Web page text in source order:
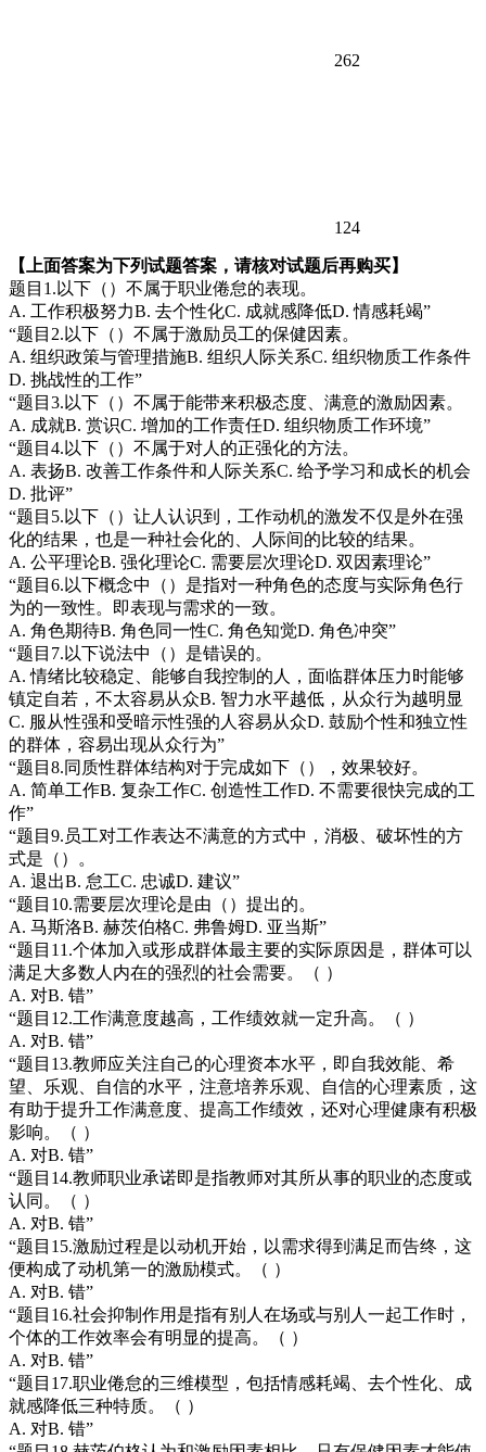
262
124
【上面答案为下列试题答案，请核对试题后再购买】
题目1.以下（）不属于职业倦怠的表现。
A. 工作积极努力B. 去个性化C. 成就感降低D. 情感耗竭”
“题目2.以下（）不属于激励员工的保健因素。
A. 组织政策与管理措施B. 组织人际关系C. 组织物质工作条件
D. 挑战性的工作”
“题目3.以下（）不属于能带来积极态度、满意的激励因素。
A. 成就B. 赏识C. 增加的工作责任D. 组织物质工作环境”
“题目4.以下（）不属于对人的正强化的方法。
A. 表扬B. 改善工作条件和人际关系C. 给予学习和成长的机会
D. 批评”
“题目5.以下（）让人认识到，工作动机的激发不仅是外在强
化的结果，也是一种社会化的、人际间的比较的结果。
A. 公平理论B. 强化理论C. 需要层次理论D. 双因素理论”
“题目6.以下概念中（）是指对一种角色的态度与实际角色行
为的一致性。即表现与需求的一致。
A. 角色期待B. 角色同一性C. 角色知觉D. 角色冲突”
“题目7.以下说法中（）是错误的。
A. 情绪比较稳定、能够自我控制的人，面临群体压力时能够
镇定自若，不太容易从众B. 智力水平越低，从众行为越明显
C. 服从性强和受暗示性强的人容易从众D. 鼓励个性和独立性
的群体，容易出现从众行为”
“题目8.同质性群体结构对于完成如下（），效果较好。
A. 简单工作B. 复杂工作C. 创造性工作D. 不需要很快完成的工
作”
“题目9.员工对工作表达不满意的方式中，消极、破坏性的方
式是（）。
A. 退出B. 怠工C. 忠诚D. 建议”
“题目10.需要层次理论是由（）提出的。
A. 马斯洛B. 赫茨伯格C. 弗鲁姆D. 亚当斯”
“题目11.个体加入或形成群体最主要的实际原因是，群体可以
满足大多数人内在的强烈的社会需要。（ ）
A. 对B. 错”
“题目12.工作满意度越高，工作绩效就一定升高。（ ）
A. 对B. 错”
“题目13.教师应关注自己的心理资本水平，即自我效能、希
望、乐观、自信的水平，注意培养乐观、自信的心理素质，这
有助于提升工作满意度、提高工作绩效，还对心理健康有积极
影响。（ ）
A. 对B. 错”
“题目14.教师职业承诺即是指教师对其所从事的职业的态度或
认同。（ ）
A. 对B. 错”
“题目15.激励过程是以动机开始，以需求得到满足而告终，这
便构成了动机第一的激励模式。（ ）
A. 对B. 错”
“题目16.社会抑制作用是指有别人在场或与别人一起工作时，
个体的工作效率会有明显的提高。（ ）
A. 对B. 错”
“题目17.职业倦怠的三维模型，包括情感耗竭、去个性化、成
就感降低三种特质。（ ）
A. 对B. 错”